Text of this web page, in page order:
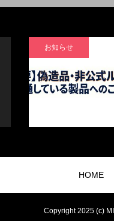
お知らせ
HOME
Copyright 2025 (c)